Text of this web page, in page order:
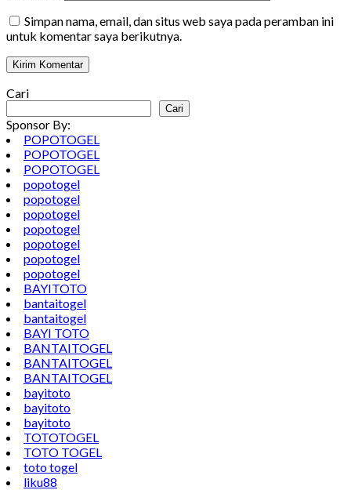
Simpan nama, email, dan situs web saya pada peramban ini
untuk komentar saya berikutnya.
Cari
Cari
Sponsor By:
POPOTOGEL
POPOTOGEL
POPOTOGEL
popotogel
popotogel
popotogel
popotogel
popotogel
popotogel
popotogel
BAYITOTO
bantaitogel
bantaitogel
BAYI TOTO
BANTAITOGEL
BANTAITOGEL
BANTAITOGEL
bayitoto
bayitoto
bayitoto
TOTOTOGEL
TOTO TOGEL
toto togel
liku88